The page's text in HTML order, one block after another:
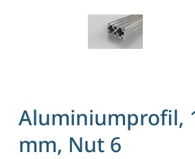
Aluminiumprofil,
mm, Nut 6